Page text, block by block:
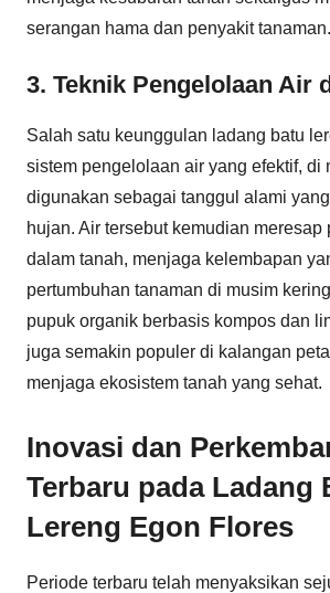
serangan hama dan penyakit tanaman.
3. Teknik Pengelolaan Air
Salah satu keunggulan ladang batu
sistem pengelolaan air yang efektif, di
digunakan sebagai tanggul alami
hujan. Air tersebut kemudian meresap
dalam tanah, menjaga kelembapan
pertumbuhan tanaman di musim
pupuk organik berbasis kompos dan
juga semakin populer di kalangan
menjaga ekosistem tanah yang sehat.
Inovasi dan
Terbaru pada Ladang
Lereng Egon Flores
Periode terbaru telah menyaksikan